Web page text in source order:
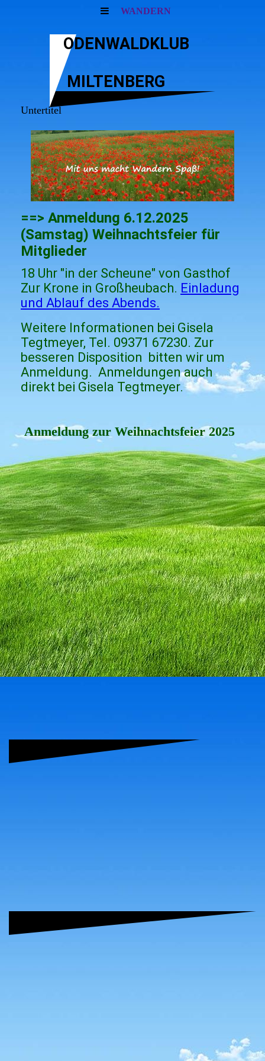
WANDERN
ODENWALDKLUB
MILTENBERG
Untertitel
==> Anmeldung 6.12.2025
(Samstag) Weihnachtsfeier für
Mitglieder
18 Uhr "in der Scheune" von Gasthof
Zur Krone in Großheubach. Einladung
und Ablauf des Abends.
Weitere Informationen bei Gisela
Tegtmeyer, Tel. 09371 67230. Zur
besseren Disposition bitten wir um
Anmeldung. Anmeldungen auch
direkt bei Gisela Tegtmeyer.
Anmeldung zur Weihnachtsfeier 2025